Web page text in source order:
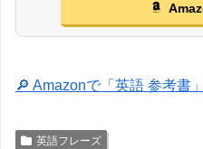
🔎 Amazonで「英語 参考書
英語フレーズ